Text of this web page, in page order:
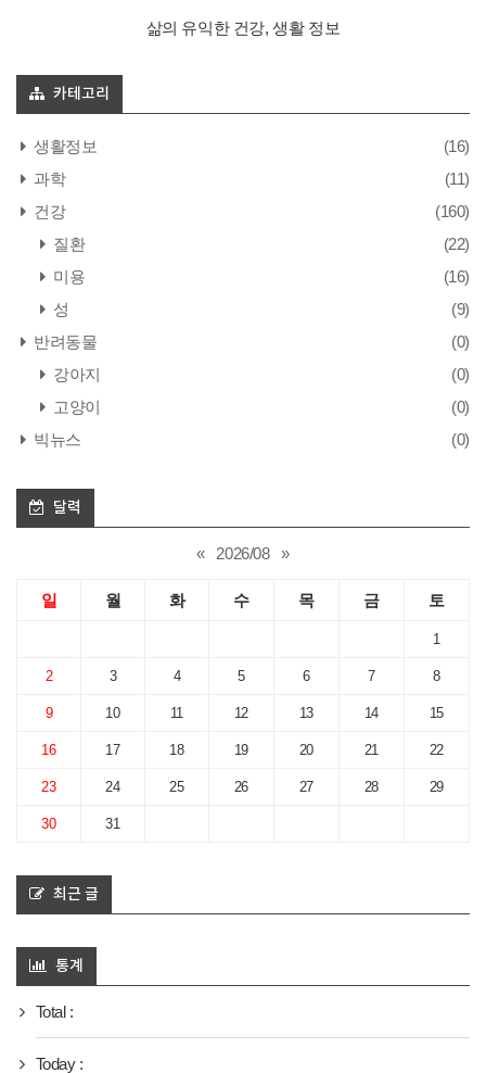
삶의 유익한 건강, 생활 정보
카테고리
생활정보
(16)
과학
(11)
건강
(160)
질환
(22)
미용
(16)
성
(9)
반려동물
(0)
강아지
(0)
고양이
(0)
빅뉴스
(0)
달력
« 2026/08 »
일 월 화 수 목 금 토
1
2 3 4 5 6 7 8
9 10 11 12 13 14 15
16 17 18 19 20 21 22
23 24 25 26 27 28 29
30 31
최근 글
통계
Total :
Today :